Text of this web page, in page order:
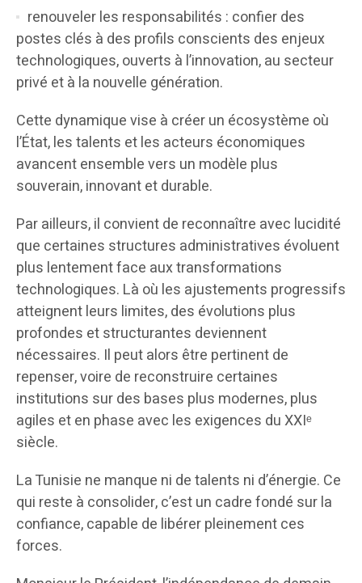
renouveler les responsabilités : confier des
postes clés à des profils conscients des enjeux
technologiques, ouverts à l’innovation, au secteur
privé et à la nouvelle génération.
Cette dynamique vise à créer un écosystème où
l’État, les talents et les acteurs économiques
avancent ensemble vers un modèle plus
souverain, innovant et durable.
Par ailleurs, il convient de reconnaître avec lucidité
que certaines structures administratives évoluent
plus lentement face aux transformations
technologiques. Là où les ajustements progressifs
atteignent leurs limites, des évolutions plus
profondes et structurantes deviennent
nécessaires. Il peut alors être pertinent de
repenser, voire de reconstruire certaines
institutions sur des bases plus modernes, plus
agiles et en phase avec les exigences du XXIᵉ
siècle.
La Tunisie ne manque ni de talents ni d’énergie. Ce
qui reste à consolider, c’est un cadre fondé sur la
confiance, capable de libérer pleinement ces
forces.